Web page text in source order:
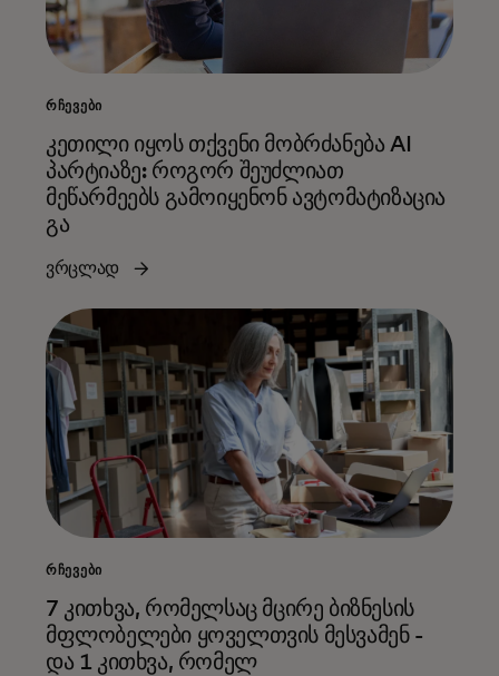
ᲠᲩᲔᲕᲔᲑᲘ
კეთილი იყოს თქვენი მობრძანება AI
პარტიაზე: როგორ შეუძლიათ
მეწარმეებს გამოიყენონ ავტომატიზაცია
გა
ვრცლად
ᲠᲩᲔᲕᲔᲑᲘ
7 კითხვა, რომელსაც მცირე ბიზნესის
მფლობელები ყოველთვის მესვამენ -
და 1 კითხვა, რომელ